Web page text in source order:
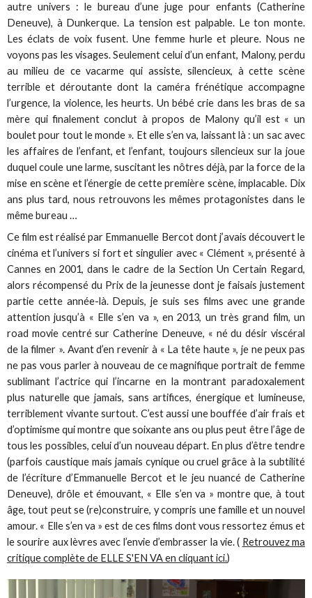
autre univers : le bureau d’une juge pour enfants (Catherine
Deneuve), à Dunkerque. La tension est palpable. Le ton monte.
Les éclats de voix fusent. Une femme hurle et pleure. Nous ne
voyons pas les visages. Seulement celui d’un enfant, Malony, perdu
au milieu de ce vacarme qui assiste, silencieux, à cette scène
terrible et déroutante dont la caméra frénétique accompagne
l’urgence, la violence, les heurts. Un bébé crie dans les bras de sa
mère qui finalement conclut à propos de Malony qu’il est « un
boulet pour tout le monde ». Et elle s’en va, laissant là : un sac avec
les affaires de l’enfant, et l’enfant, toujours silencieux sur la joue
duquel coule une larme, suscitant les nôtres déjà, par la force de la
mise en scène et l’énergie de cette première scène, implacable. Dix
ans plus tard, nous retrouvons les mêmes protagonistes dans le
même bureau …
Ce film est réalisé par Emmanuelle Bercot dont j’avais découvert le
cinéma et l’univers si fort et singulier avec « Clément », présenté à
Cannes en 2001, dans le cadre de la Section Un Certain Regard,
alors récompensé du Prix de la jeunesse dont je faisais justement
partie cette année-là. Depuis, je suis ses films avec une grande
attention jusqu’à « Elle s’en va », en 2013, un très grand film, un
road movie centré sur Catherine Deneuve, « né du désir viscéral
de la filmer ». Avant d’en revenir à « La tête haute », je ne peux pas
ne pas vous parler à nouveau de ce magnifique portrait de femme
sublimant l’actrice qui l’incarne en la montrant paradoxalement
plus naturelle que jamais, sans artifices, énergique et lumineuse,
terriblement vivante surtout. C’est aussi une bouffée d’air frais et
d’optimisme qui montre que soixante ans ou plus peut être l’âge de
tous les possibles, celui d’un nouveau départ. En plus d’être tendre
(parfois caustique mais jamais cynique ou cruel grâce à la subtilité
de l’écriture d’Emmanuelle Bercot et le jeu nuancé de Catherine
Deneuve), drôle et émouvant, « Elle s’en va » montre que, à tout
âge, tout peut se (re)construire, y compris une famille et un nouvel
amour. « Elle s’en va » est de ces films dont vous ressortez émus et
le sourire aux lèvres avec l’envie d’embrasser la vie. ( Retrouvez ma
critique complète de ELLE S'EN VA en cliquant ici.)